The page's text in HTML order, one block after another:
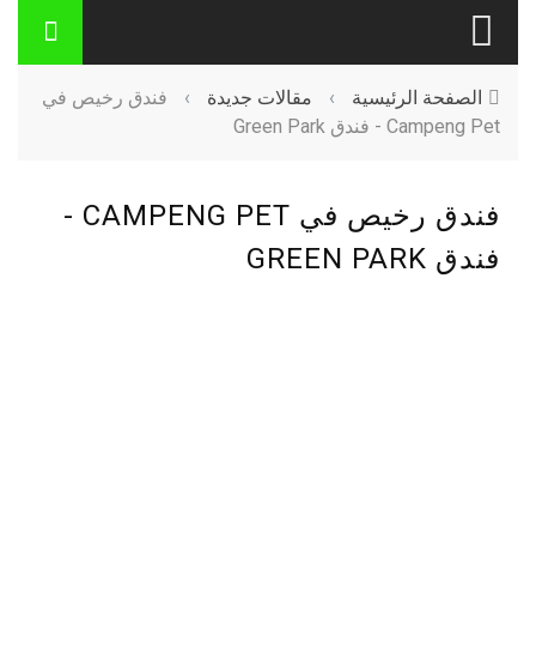
الصفحة الرئيسية › مقالات جديدة ›
فندق رخيص في
Campeng Pet - فندق Green Park
فندق رخيص في CAMPENG PET -
فندق GREEN PARK